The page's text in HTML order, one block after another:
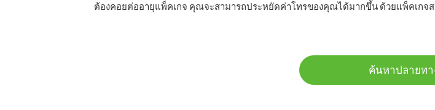
ต้องคอยต่ออายุแพ็คเกจ คุณจะสามารถประหยัดค่าโทรของคุณได้มากขึ้น ด้วยแพ็คเกจ
ค้นหาปลายทา